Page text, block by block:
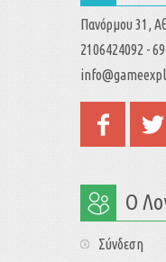
Πανόρμου 31,
2106424092 -
Ο
Σύνδεση